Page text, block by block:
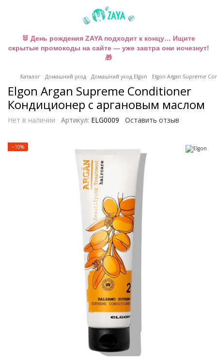
🐰 День рождения ZAYA подходит к концу… Ищите
скрытые промокоды на сайте — уже завтра они исчезнут!
🎁
Каталог Домашний уход Домашний уход Elgon Elgon Argan Supreme
Elgon Argan Supreme Conditioner
Кондиционер с аргановым маслом
Нет в наличии Артикул: ELG0009 Оставить отзыв
−10%